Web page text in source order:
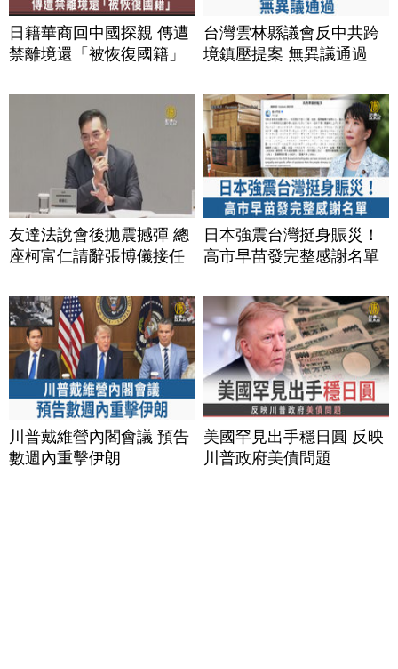
日籍華商回中國探親 傳遭
禁離境還「被恢復國籍」
台灣雲林縣議會反中共跨
境鎮壓提案 無異議通過
友達法說會後拋震撼彈 總
座柯富仁請辭張博儀接任
日本強震台灣挺身賑災！
高市早苗發完整感謝名單
川普戴維營內閣會議 預告
數週內重擊伊朗
美國罕見出手穩日圓 反映
川普政府美債問題